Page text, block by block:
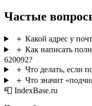
Частые
＋ Какой адрес у
＋ Как написать
620092?
＋ Что делать, если
＋ Что значит
📮 IndexBase.ru